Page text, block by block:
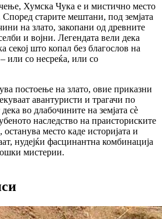
Хумска Чука е и мистично место
старите мештани, под земјата
на злато, закопани од древните
и војни. Легендата вели дека
секој што копал без благослов на
или со несреќа, или со
постоење на злато, овие приказни
авантуристи и трагачи по
во длабочините на земјата сè
наследство на праисториските
место каде историјата и
нудејќи фасцинантна комбинација
мистерии.